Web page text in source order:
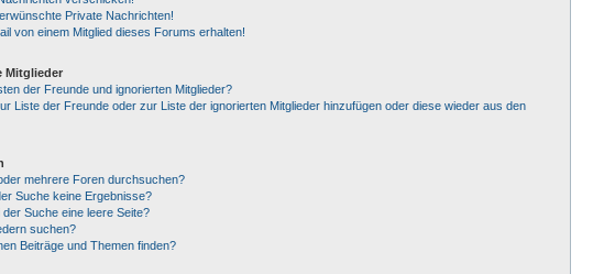
Private Nachrichten!
von einem Mitglied dieses Forums erhalten!
Mitglieder
der Freunde und ignorierten Mitglieder?
Liste der Freunde oder zur Liste der ignorierten Mitglieder hinzufügen oder diese wieder aus den
mehrere Foren durchsuchen?
Suche keine Ergebnisse?
Suche eine leere Seite?
suchen?
Beiträge und Themen finden?